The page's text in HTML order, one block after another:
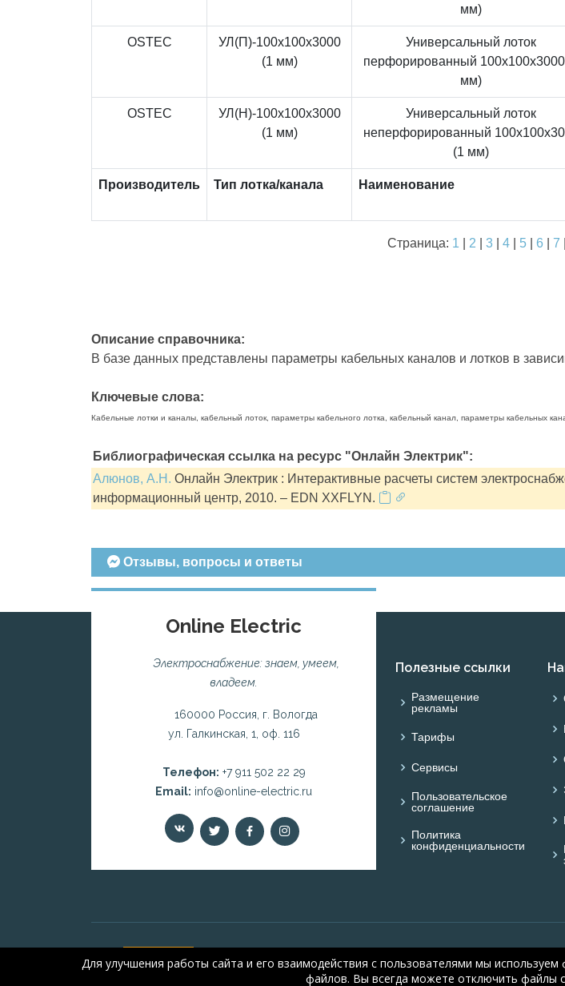
мм)
OSTEC
УЛ(П)-100x100x3000
(1 мм)
Универсальный лоток
перфорированный
мм)
OSTEC
УЛ(Н)-100x100x3000
(1 мм)
Универсальный лоток
неперфорированный
(1 мм)
Производитель Тип лотка/канала Наименование
Страница: 1 2 3| 4| 5| 6 7
Описание справочника:
В базе данных представлены параметры кабельных каналов и лотков в
Ключевые слова:
Кабельные лотки и каналы, кабельный лоток, параметры кабельного лотка, кабельный канал, параметры кабельных
Библиографическая ссылка на ресурс "Онлайн Электрик":
Алюнов, А.Н. Онлайн Электрик : Интерактивные расчеты систем
информационный центр, 2010. – EDN XXFLYN.
Отзывы, вопросы и ответы
Online Electric
Электроснабжение: знаем, умеем,
владеем.
160000 Россия, г. Вологда
ул. Галкинская, 1, оф. 116
Телефон: +7 911 502 22 29
Email: info@online-electric.ru
Полезные ссылки
Размещение
рекламы
Тарифы
Сервисы
Пользовательское
соглашение
Политика
конфиденциальности
Для улучшения работы сайта и его взаимодействия с пользователями мы
файлов. Вы всегда можете отключить файлы